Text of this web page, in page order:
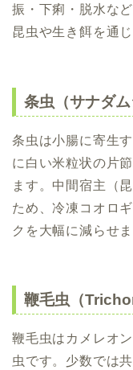
振・下痢・脱水な
昆虫や生き餌を通
条虫（サナダム
条虫は小腸に寄生
に白い米粒状の片
ます。中間宿主（
ため、冷凍コオロ
クを大幅に減らせま
鞭毛虫（
鞭毛虫はカメレオ
虫です。少数では